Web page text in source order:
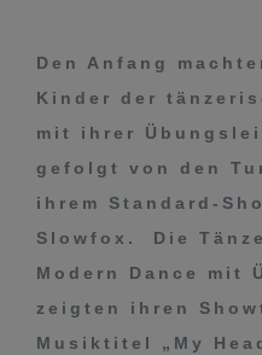
Den Anfang
Kinder der
mit ihrer
gefolgt von den
ihrem Standard-
Slowfox. Die
Modern Dance mit
zeigten ihren
Musiktitel „My